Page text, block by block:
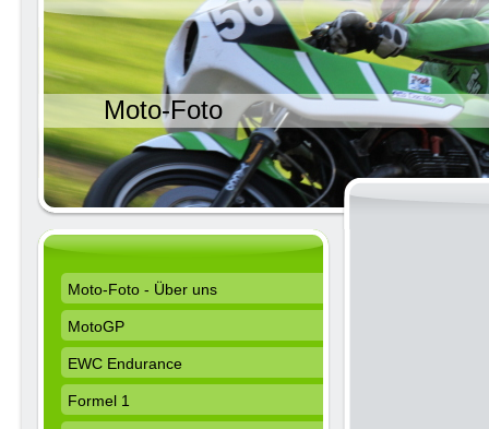
Moto-Foto
Moto-Foto - Über uns
MotoGP
EWC Endurance
Formel 1